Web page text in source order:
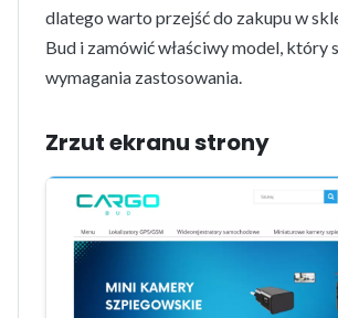
dlatego warto przejść do zakupu w
Bud i zamówić właściwy model, który
wymagania zastosowania.
Zrzut ekranu strony